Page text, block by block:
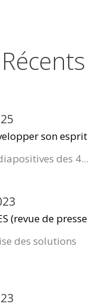
son esprit
des 4...
(revue de presse
des solutions